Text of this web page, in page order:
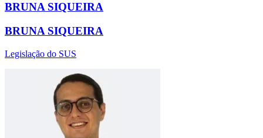
BRUNA SIQUEIRA
BRUNA SIQUEIRA
Legislação do SUS